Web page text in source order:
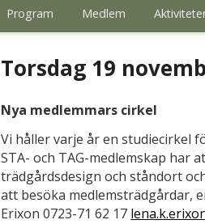
Program Medlem
Torsdag 19
Nya medlemmars cirkel
Vi håller varje år en studiecirkel
STA- och TAG-medlemskap har
trädgårdsdesign och ståndort
att besöka medlemsträdgårdar,
Erixon 0723-71 62 17